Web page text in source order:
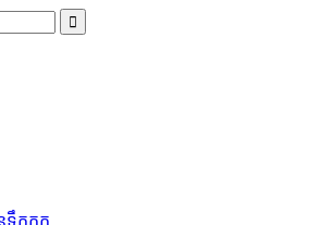
ទឹកកក